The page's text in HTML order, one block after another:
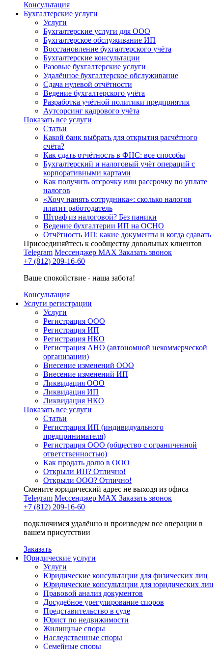
Консультация
Бухгалтерские услуги
Услуги
Бухгалтерские услуги для ООО
Бухгалтерское обслуживание ИП
Восстановление бухгалтерского учёта
Бухгалтерские консультации
Разовые бухгалтерские услуги
Удалённое бухгалтерское обслуживание
Сдача нулевой отчётности
Ведение бухгалтерского учёта
Разработка учётной политики предприятия
Аутсорсинг кадрового учёта
Показать все услуги
Статьи
Какой банк выбрать для открытия расчётного
счёта?
Как сдать отчётность в ФНС: все способы
Бухгалтерский и налоговый учёт операций с
корпоративными картами
Как получить отсрочку или рассрочку по уплате
налогов
«Хочу нанять сотрудника»: сколько налогов
платит работодатель
Штраф из налоговой? Без паники
Ведение бухгалтерии ИП на ОСНО
Отчётность ИП: какие документы и когда сдавать
Присоединяйтесь к сообществу довольных клиентов
Telegram Мессенджер MAX Заказать звонок
+7 (812) 209-16-60
Ваше спокойствие - наша забота!
Консультация
Услуги регистрации
Услуги
Регистрация ООО
Регистрация ИП
Регистрация НКО
Регистрация АНО (автономной некоммерческой
организации)
Внесение изменений ООО
Внесение изменений ИП
Ликвидация ООО
Ликвидация ИП
Ликвидация НКО
Показать все услуги
Статьи
Регистрация ИП (индивидуального
предпринимателя)
Регистрация ООО (общество с ограниченной
ответственностью)
Как продать долю в ООО
Открыли ИП? Отлично!
Открыли ООО? Отлично!
Смените юридический адрес не выходя из офиса
Telegram Мессенджер MAX Заказать звонок
+7 (812) 209-16-60
подключимся удалённо и произведем все операции в
вашем присутствии
Заказать
Юридические услуги
Услуги
Юридические консультации для физических лиц
Юридические консультации для юридических лиц
Правовой анализ документов
Досудебное урегулирование споров
Представительство в суде
Юрист по недвижимости
Жилищные споры
Наследственные споры
Семейные споры